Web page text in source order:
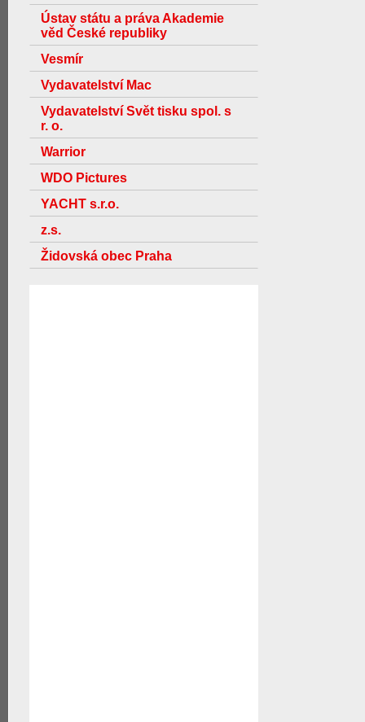
Ústav státu a práva Akademie
věd České republiky
Vesmír
Vydavatelství Mac
Vydavatelství Svět tisku spol. s
r. o.
Warrior
WDO Pictures
YACHT s.r.o.
z.s.
Židovská obec Praha